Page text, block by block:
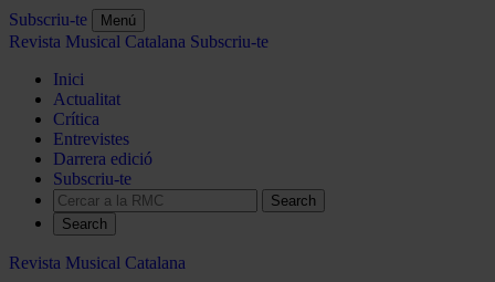
Subscriu-te Menú
Revista Musical Catalana Subscriu-te
Inici
Actualitat
Crítica
Entrevistes
Darrera edició
Subscriu-te
Search
Revista Musical Catalana